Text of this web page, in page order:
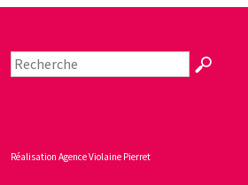
RéalisationAgence Violaine Pierret